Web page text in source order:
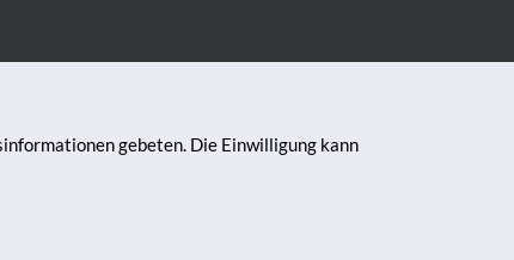
gebeten. Die Einwilligung kann